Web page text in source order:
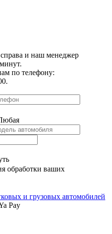
и наш менеджер
по телефону:
обработки ваших
и грузовых автомобилей